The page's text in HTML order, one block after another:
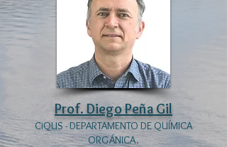
Prof. Diego Peña Gil
CiQUS -DEPARTAMENTO DE QUÍMICA
ORGÁNICA.